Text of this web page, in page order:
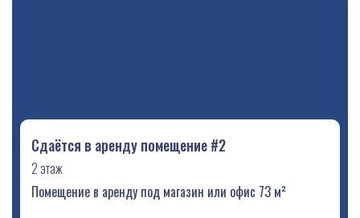
Сдаётся в аренду помещение #2
2 этаж
Помещение в аренду под магазин или офис 73 м²